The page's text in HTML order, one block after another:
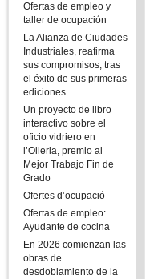
Ofertas de empleo y
taller de ocupación
La Alianza de Ciudades
Industriales, reafirma
sus compromisos, tras
el éxito de sus primeras
ediciones.
Un proyecto de libro
interactivo sobre el
oficio vidriero en
l’Olleria, premio al
Mejor Trabajo Fin de
Grado
Ofertes d’ocupació
Ofertas de empleo:
Ayudante de cocina
En 2026 comienzan las
obras de
desdoblamiento de la